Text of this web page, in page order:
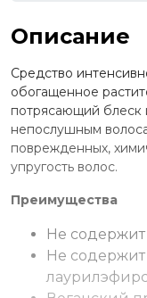
Описание
Средство
обогащенное
потрясающий блеск
непослушным
поврежденных,
упругость волос.
Преимущества
Не
Не содержит